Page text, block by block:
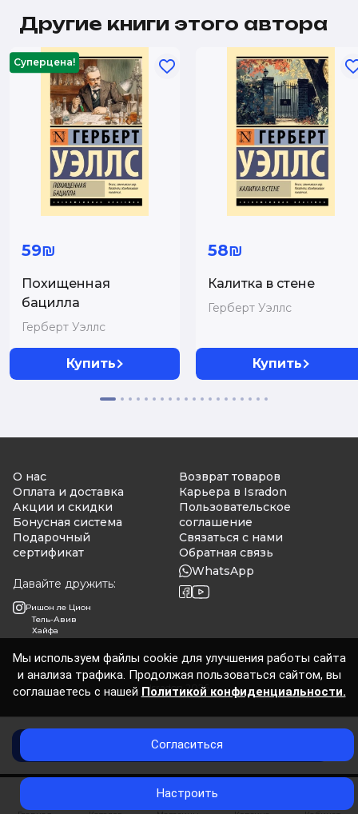
Добавить в корзину
Другие книги этого автора
Суперцена!
59₪
Похищенная
бацилла
Герберт Уэллс
Купить
58₪
Калитка в стене
Герберт Уэллс
Купить
О нас
Оплата и доставка
Акции и скидки
Бонусная система
Подарочный
сертификат
Давайте дружить:
Ришон ле Цион
Тель-Авив
Хайфа
Возврат товаров
Карьера в Isradon
Пользовательское
соглашение
Связаться с нами
Обратная связь
WhatsApp
Isradon 2026
Мы используем файлы cookie для улучшения работы сайта
и анализа трафика. Продолжая пользоваться сайтом, вы
соглашаетесь с нашей Политикой конфиденциальности.
Согласиться
Настроить